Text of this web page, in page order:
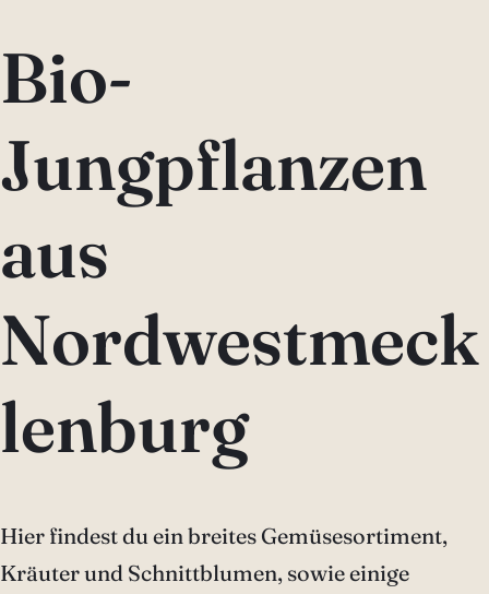
Bio-
Jungpflanzen
aus
Nordwestmeck
lenburg
Hier findest du ein breites Gemüsesortiment,
Kräuter und Schnittblumen, sowie einige